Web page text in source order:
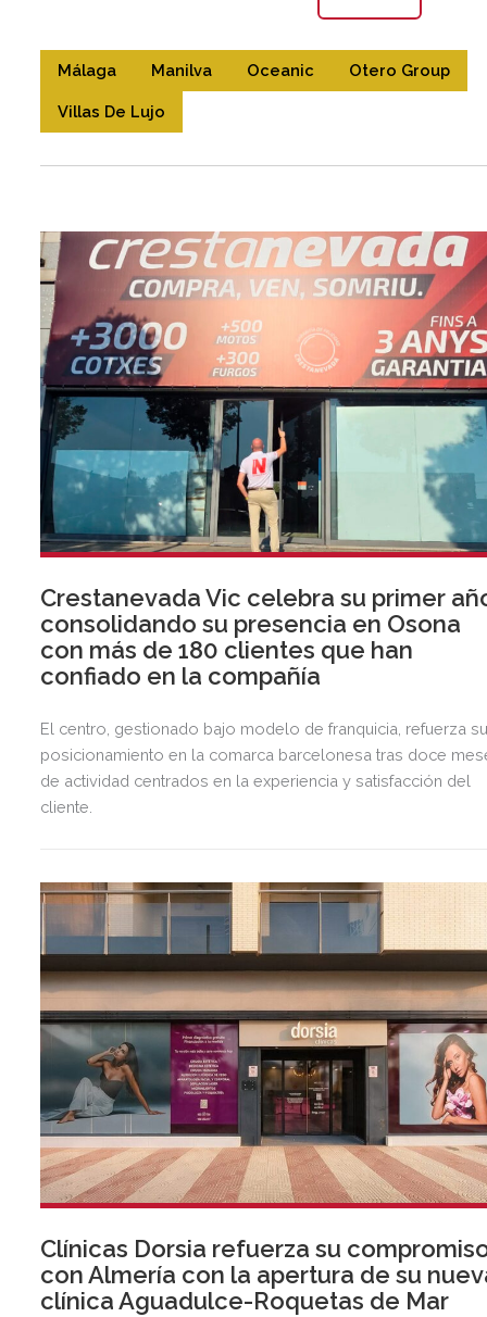
Málaga Manilva Oceanic Otero Group
Villas De Lujo
Crestanevada Vic celebra su primer
consolidando su presencia en Osona
con más de 180 clientes que han
confiado en la compañía
El centro, gestionado bajo modelo de franquicia, refuerza
posicionamiento en la comarca barcelonesa tras doce
de actividad centrados en la experiencia y satisfacción del
cliente.
Clínicas Dorsia refuerza su
con Almería con la apertura de su
clínica Aguadulce-Roquetas de Mar